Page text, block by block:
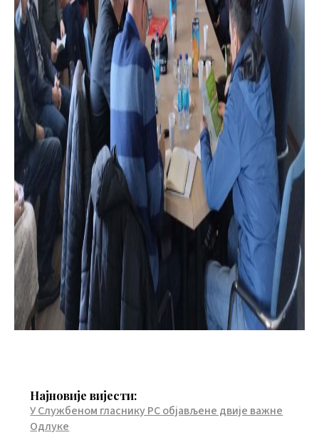
Најновије вијести:
У Службеном гласнику РС објављене двије важне
Одлуке